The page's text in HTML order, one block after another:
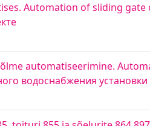
Automation of sliding
automatiseerimine.
водоснабжения установки